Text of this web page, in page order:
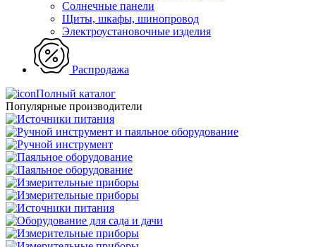
Солнечные панели
Щиты, шкафы, шинопровод
Электроустановочные изделия
Распродажа
Полный каталог
Популярные производители